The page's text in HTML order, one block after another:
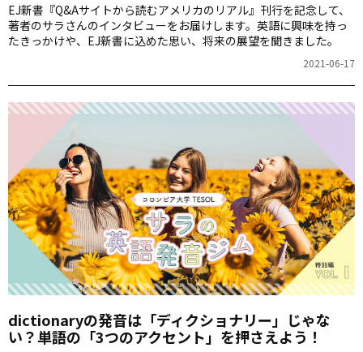
EJ新書『Q&Aサイトから読むアメリカのリアル』刊行を記念して、
著者のサラさんのインタビューをお届けします。英語に興味を持っ
たきっかけや、EJ新書に込めた思い、将来の展望を聞きました。
2021-06-17
dictionaryの発音は「ディクショナリー」じゃな
い？単語の「3つのアクセント」を押さえよう！